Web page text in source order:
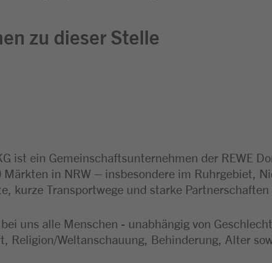
zu dieser Stelle
ist ein Gemeinschaftsunternehmen der REWE
in NRW – insbesondere im Ruhrgebiet,
kurze Transportwege und starke
uns alle Menschen - unabhängig von
Religion/Weltanschauung, Behinderung, Alter